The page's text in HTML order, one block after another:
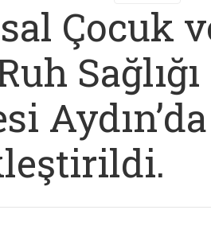
Çocuk
Sağlığı
Aydın’da